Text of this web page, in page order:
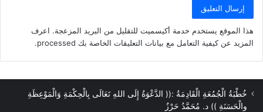
هذا الموقع يستخدم خدمة أكيسميت للتقليل من البريد المزعجة. اعرف
المزيد عن كيفية التعامل مع بيانات التعليقات الخاصة بك processed
.
خُطْبَةُ الْجُمُعَةِ الْقَادِمَةُ :(( الدَّعْوَةُ إِلَى اللهِ تَعَالَى بِالْحِكْمَةِ وَالْمَوْعِظَةِ
والْحَسَنَةِ )) د. مُحَمَّدُ حَرْزٌ